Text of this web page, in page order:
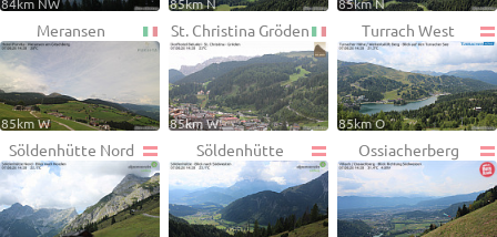
Meransen
85km W
St. Christina Gröden
85km W
Turrach West
85km O
Söldenhütte Nord Söldenhütte Ossiacherberg